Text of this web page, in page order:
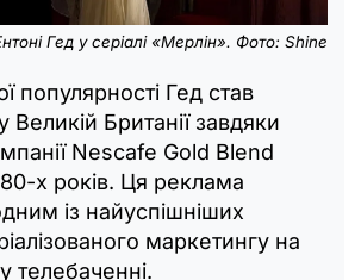
Гед у серіалі «Мерлін». Фото: Shine
популярності Гед став
Британії завдяки
Nescafe Gold Blend
х років. Ця реклама
із найуспішніших
маркетингу на
телебаченні.